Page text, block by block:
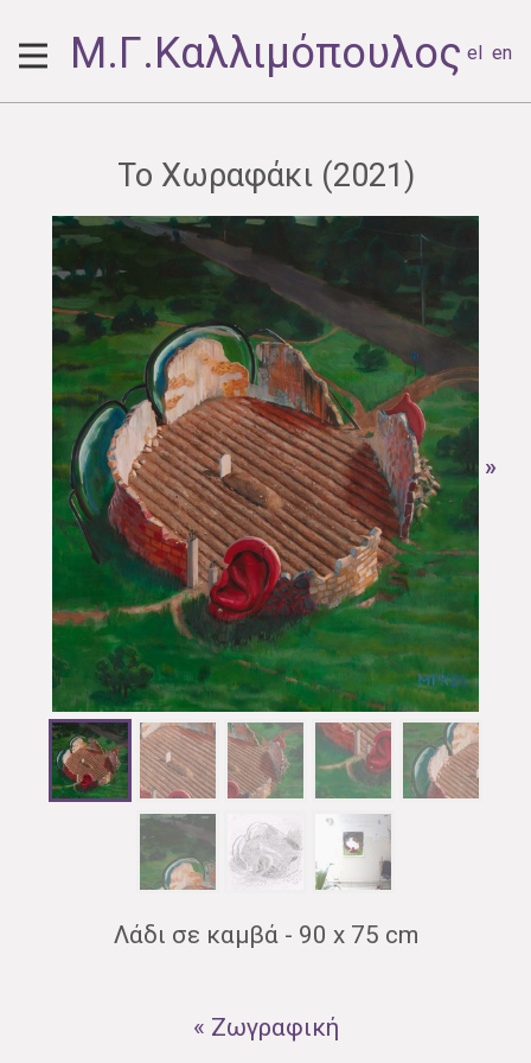
Μ.Γ.Καλλιμόπουλος el en
Το Χωραφάκι (2021)
»
Λάδι σε καμβά - 90 x 75 cm
« Ζωγραφική